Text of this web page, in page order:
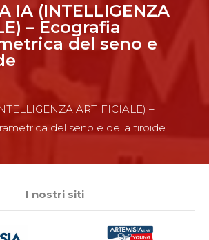
IA (INTELLIGENZA
– Ecografia
del seno e
ARTIFICIALE) –
del seno e della tiroide
I nostri siti